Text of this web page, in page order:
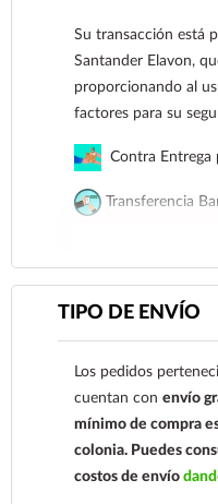
día.
Métodos de pago
Su transacción
proporcionando al
Coatzacoalcos
Transferencia
Gloria de
cuenta: Clave:
Para esta forma
su comprobante
Su transacción está
Santander Elavon,
proporcionando al
factores para su
Contra Entrega
Transferencia
cuenta: Clave:
Para esta forma de
comprobante de
nuestro
921
TIPO DE ENVÍO
Los pedidos
cuentan conenvío
mínimo de compra
colonia. Puedes
costos de envío